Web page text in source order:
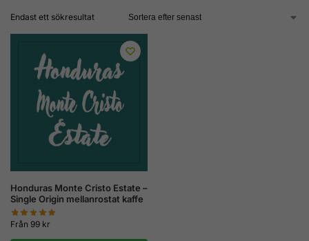
Endast ett sökresultat
Honduras Monte Cristo Estate –
Single Origin mellanrostat kaffe
Från 99 kr